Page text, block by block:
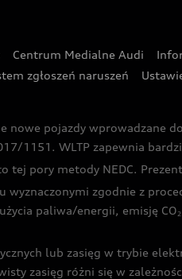
Centrum Medialne Audi
zgłoszeń naruszeń
nowe pojazdy wprowadzane
1151. WLTP zapewnia
tej pory metody NEDC.
zgodnie z
paliwa/energii, emisję CO2
lub zasięg w trybie
zasięg różni się w